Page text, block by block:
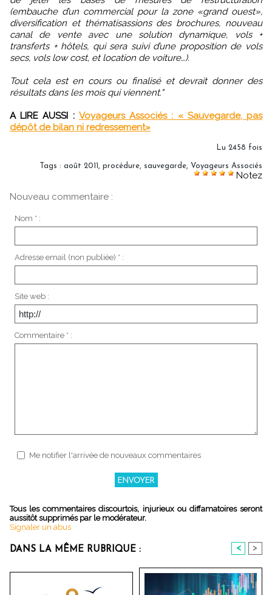
(embauche d’un commercial pour la zone «grand ouest»,
diversification et thématisassions des brochures, nouveau
canal de vente avec une solution dynamique, vols +
transferts + hôtels, qui sera suivi d’une proposition de vols
secs, vols low cost, et location de voiture…).
Tout cela est en cours ou finalisé et devrait donner des
résultats dans les mois qui viennent."
A LIRE AUSSI : Voyageurs Associés : « Sauvegarde, pas
dépôt de bilan ni redressement»
Lu 2458 fois
Tags : août 2011, procédure, sauvegarde, Voyageurs Associés
Notez
Nouveau commentaire :
Nom * :
Adresse email (non publiée) * :
Site web :
Commentaire * :
Me notifier l'arrivée de nouveaux commentaires
Tous les commentaires discourtois, injurieux ou diffamatoires seront
aussitôt supprimés par le modérateur.
Signaler un abus
DANS LA MÊME RUBRIQUE : < >